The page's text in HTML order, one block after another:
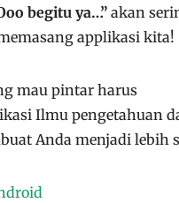
begitu ya…” akan
applikasi kita!
mau pintar harus
Ilmu pengetahuan
Anda menjadi lebih